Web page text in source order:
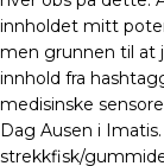
innholdet mitt
men grunnen til at
innhold fra
medisinske
Dag Ausen i
strekkfisk/